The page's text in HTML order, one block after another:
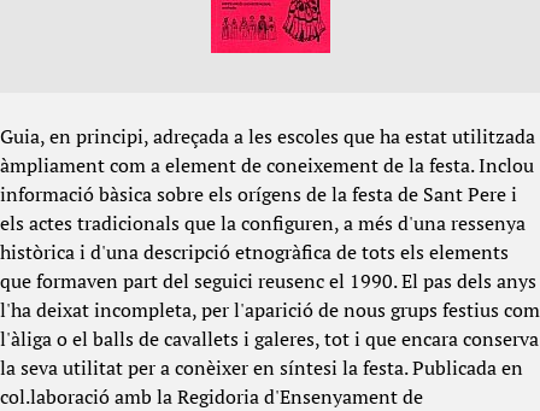
Guia, en principi, adreçada a les escoles que ha estat utilitzada
àmpliament com a element de coneixement de la festa. Inclou
informació bàsica sobre els orígens de la festa de Sant Pere i
els actes tradicionals que la configuren, a més d'una ressenya
històrica i d'una descripció etnogràfica de tots els elements
que formaven part del seguici reusenc el 1990. El pas dels anys
l'ha deixat incompleta, per l'aparició de nous grups festius com
l'àliga o el balls de cavallets i galeres, tot i que encara conserva
la seva utilitat per a conèixer en síntesi la festa. Publicada en
col.laboració amb la Regidoria d'Ensenyament de